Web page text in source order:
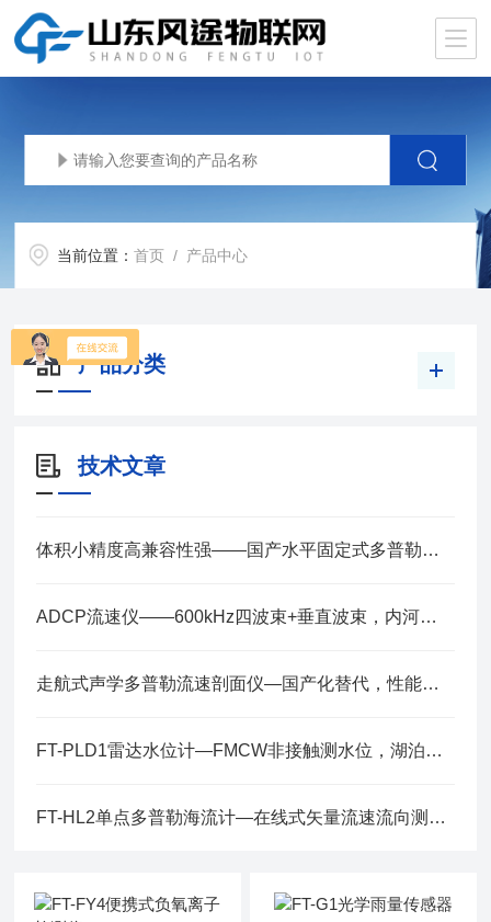
当前位置：首页 / 产品中心
产品分类
技术文章
体积小精度高兼容性强——国产水平固定式多普勒流速剖面仪性价比高
ADCP流速仪——600kHz四波束+垂直波束，内河渠道水库流量监测专用
走航式声学多普勒流速剖面仪—国产化替代，性能对标国际顶级
FT-PLD1雷达水位计—FMCW非接触测水位，湖泊河流蓄水池山洪预警通用
FT-HL2单点多普勒海流计—在线式矢量流速流向测量，内置倾斜修正与电子罗盘